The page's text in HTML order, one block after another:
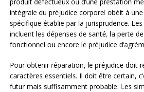
intégrale du préjudice corporel obéit à
spécifique établie par la jurisprudence.
incluent les dépenses de santé, la perte
fonctionnel ou encore le préjudice
Pour obtenir réparation, le préjudice doit
caractères essentiels. Il doit être certain,
futur mais suffisamment probable. Les